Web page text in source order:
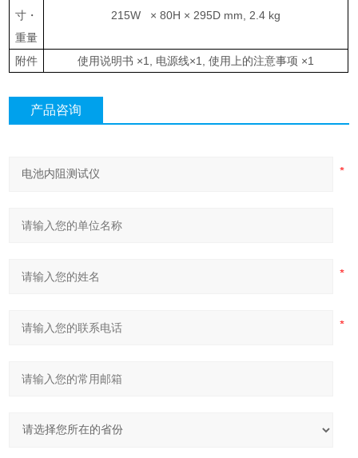
寸 ・
重量
215W × 80H × 295D mm, 2.4 kg
附件 使用说明书 ×1, 电源线×1,使用上的注意事项 ×1
产品咨询